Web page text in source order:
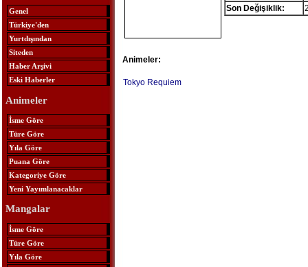
Genel
Türkiye'den
Yurtdışından
Siteden
Haber Arşivi
Eski Haberler
Animeler
İsme Göre
Türe Göre
Yıla Göre
Puana Göre
Kategoriye Göre
Yeni Yayımlanacaklar
Mangalar
İsme Göre
Türe Göre
Yıla Göre
Son Değişiklik:
Animeler:
Tokyo Requiem